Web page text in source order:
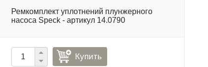
Ремкомплект уплотнений плунжерного
насоса Speck - артикул 14.0790
Купить